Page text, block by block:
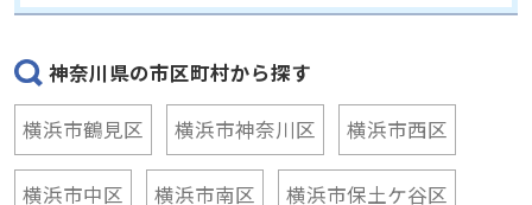
神奈川県の市区町村から探す
横浜市鶴見区
横浜市神奈川区 横浜市西区
横浜市中区 横浜市南区 横浜市保土ケ谷区